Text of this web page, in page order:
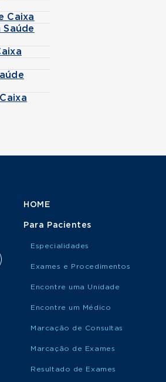
Caixa
HOME
Para Pacientes
Especialidades
Exames e Procedimentos
Encontre uma Unidade
Encontre um Médico
Marcação de Consultas
Marcação de Exames
Resultado de Exames